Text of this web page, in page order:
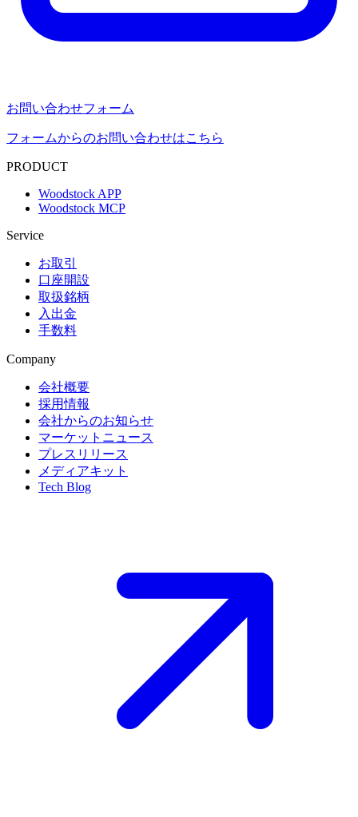
お問い合わせフォーム
フォームからのお問い合わせはこちら
PRODUCT
Woodstock APP
Woodstock MCP
Service
お取引
口座開設
取扱銘柄
入出金
手数料
Company
会社概要
採用情報
会社からのお知らせ
マーケットニュース
プレスリリース
メディアキット
Tech Blog